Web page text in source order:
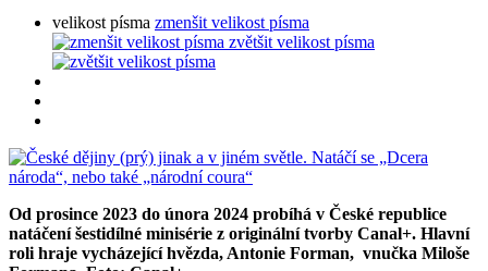
velikost písma zmenšit velikost písma
zvětšit velikost písma
Od prosince 2023 do února 2024 probíhá v České republice
natáčení šestidílné minisérie z originální tvorby Canal+. Hlavní
roli hraje vycházející hvězda, Antonie Forman, vnučka Miloše